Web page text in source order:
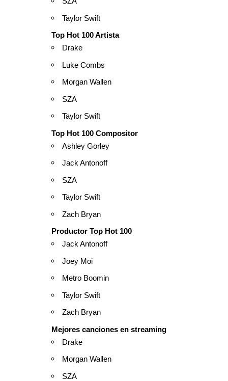
Taylor Swift
Top Hot 100 Artista
Drake
Luke Combs
Morgan Wallen
SZA
Taylor Swift
Top Hot 100 Compositor
Ashley Gorley
Jack Antonoff
SZA
Taylor Swift
Zach Bryan
Productor Top Hot 100
Jack Antonoff
Joey Moi
Metro Boomin
Taylor Swift
Zach Bryan
Mejores canciones en streaming
Drake
Morgan Wallen
SZA